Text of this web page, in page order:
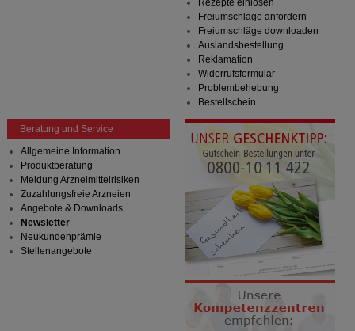
Freiumschläge anfordern
Freiumschläge downloaden
Auslandsbestellung
Reklamation
Widerrufsformular
Problembehebung
Bestellschein
Beratung und Service
Allgemeine Information
Produktberatung
Meldung Arzneimittelrisiken
Zuzahlungsfreie Arzneien
Angebote & Downloads
Newsletter
Neukundenprämie
Stellenangebote